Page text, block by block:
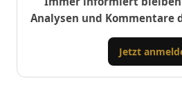
Analysen und Kommentare
Jetzt